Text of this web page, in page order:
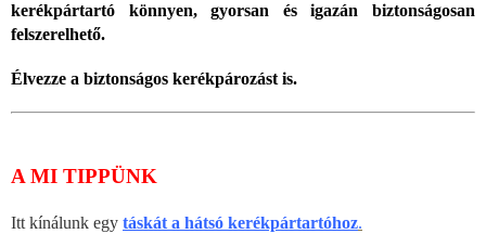
kerékpártartó könnyen, gyorsan és igazán biztonságosan
felszerelhető.
Élvezze a biztonságos kerékpározást is.
A MI TIPPÜNK
Itt kínálunk egy táskát a hátsó kerékpártartóhoz.